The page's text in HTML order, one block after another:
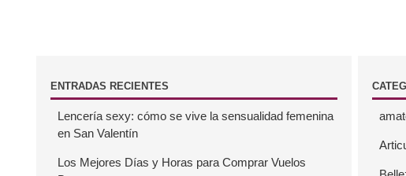
BENTRADAS RECIENTES
Lencería sexy: cómo se vive la sensualidad femenina
en San Valentín
Los Mejores Días y Horas para Comprar Vuelos